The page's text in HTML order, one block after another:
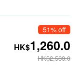
51% off
HK$1,260.0
HK$2,588.0